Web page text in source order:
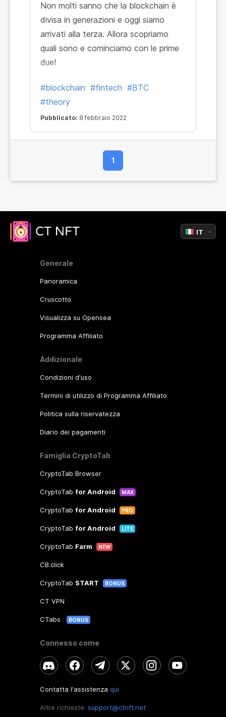
Non molti sanno che la blockchain è
divisa in generazioni e oggi siamo
arrivati alla terza. Allora scopriamo
quali sono e cominciamo con le prime
due!
#blockchain #fintech #BTC
#theory
Pubblicato: 8 febbraio 2022
1
Generale
Panoramica
Cruscotto
Visualizza su Opensea
Programma Affiliato
Addizionale
Condizioni d'uso
Termini di utilizzo di Programma Affiliato
Politica sulla riservatezza
Diario dei pagamenti
Famiglia CryptoTab
CryptoTab Browser
CryptoTab for Android MAX
CryptoTab for Android PRO
CryptoTab for Android LITE
CryptoTab Farm NEW
CB.click
CryptoTab START BONUS
CT VPN
CTabs BONUS
Connesso come
Contatta l'assistenza qui
Altre richieste: support@ctnft.net
IT